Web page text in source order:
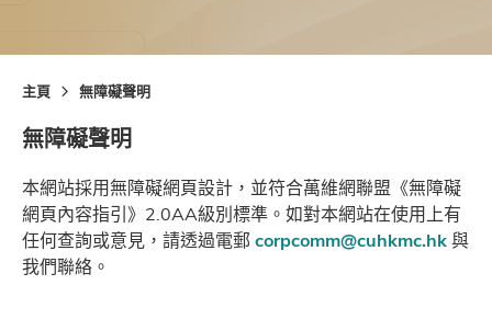
主頁 無障礙聲明
無障礙聲明
本網站採用無障礙網頁設計，並符合萬維網聯盟《無障礙
網頁內容指引》2.0AA級別標準。如對本網站在使用上有
任何查詢或意見，請透過電郵 corpcomm@cuhkmc.hk 與
我們聯絡。